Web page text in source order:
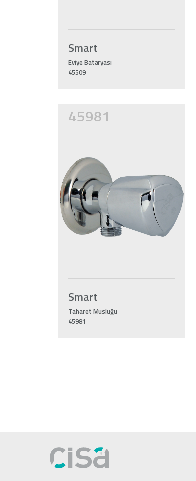
Smart
Eviye Bataryası
45509
45981
Smart
Taharet Musluğu
45981